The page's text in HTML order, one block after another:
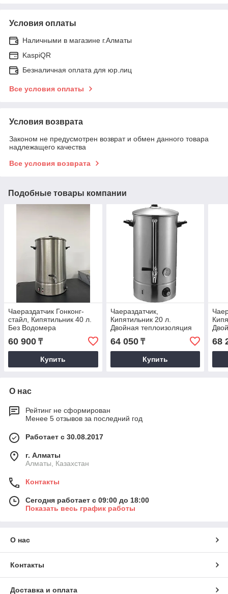
Условия оплаты
Наличными в магазине г.Алматы
KaspiQR
Безналичная оплата для юр.лиц
Все условия оплаты
Условия возврата
Законом не предусмотрен возврат и обмен данного товара
надлежащего качества
Все условия возврата
Подобные товары компании
Чаераздатчик Гонконг-
стайл, Кипятильник 40 л.
Без Водомера
60 900 ₸
Купить
Чаераздатчик,
Кипятильник 20 л.
Двойная теплоизоляция
64 050₸
Купить
68
О нас
Рейтинг не сформирован
Менее 5 отзывов за последний год
Работает с 30.08.2017
г. Алматы
Алматы, Казахстан
Контакты
Сегодня работает с 09:00 до 18:00
Показать весь график работы
О нас
Контакты
Доставка и оплата